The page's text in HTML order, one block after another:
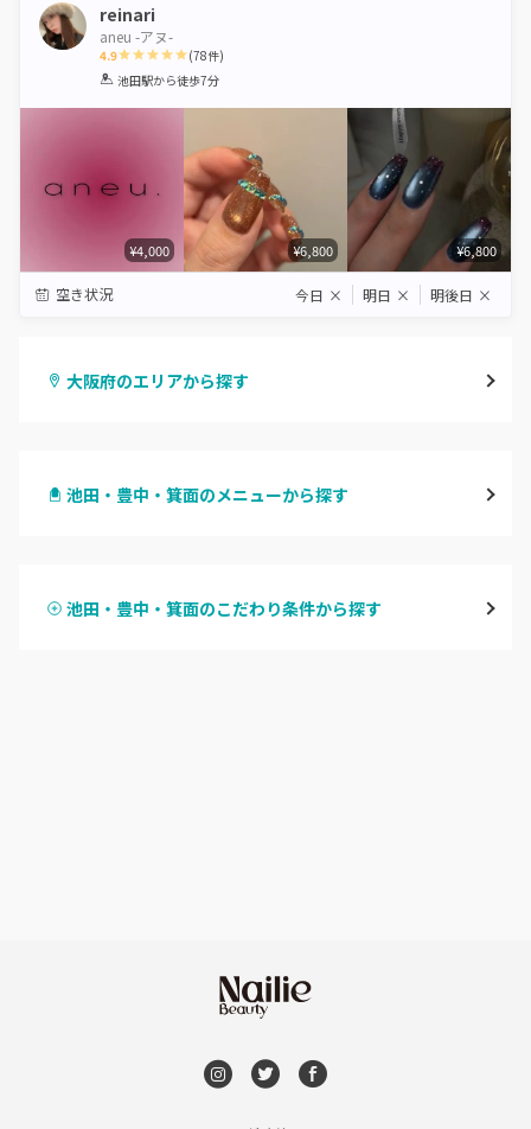
reinari
aneu -アヌ-
4.9
1 2 3 4 5
(78件)
池田駅から徒歩7分
¥4,000 ¥6,800 ¥6,800
空き状況 今日 × 明日 × 明後日 ×
大阪府のエリアから探す
心斎橋・南船場・アメ村
池田・豊中・箕面のメニューから探す
池田・豊中・箕面のこだわり条件から探す